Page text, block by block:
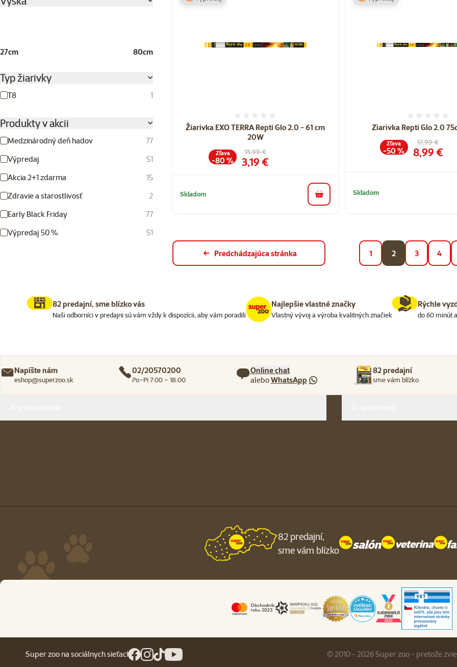
27cm 80cm
Typ žiarivky
T8 1
Produkty v akcii
Medzinárodný deň hadov
77
Výpredaj
51
Akcia 2+1 zdarma
15
Zdravie a starostlivosť
2
Early Black Friday
77
Výpredaj 50 %
51
Žiarivka EXO TERRA Repti Glo 2.0 - 61 cm
20W
Pôvodná cena
15,99 €
Cena
3,19 €
Zľava
-80 %
Skladom do košíka
Ziarivka Repti Glo 2.0
Pôvodná cena
17,99 €
Cena
8,99 €
Zľava
-50 %
Skladom
Predchádzajúca stránka 1 2 3 4
82 predajní, sme blízko vás
Naši odborníci v predajni sú vám vždy k dispozícii, aby vám poradili
Najlepšie vlastné značky
Vlastný vývoj a výroba kvalitných značiek
Rýchle
do 60 minút
Napíšte nám
eshop@superzoo.sk
02/20570200
Po–Pi 7:00 – 18:00
Online chat
aleboWhatsApp
82 predajní
sme vám blízko
82 predajní,
sme vám blízko
Super zoo na sociálnych sieťach © 2010 - 2026 Super zoo - pretože